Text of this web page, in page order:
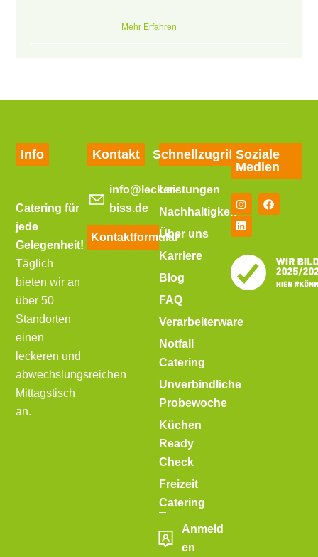
Mehr Erfahren
Info
Catering für
jede
Gelegenheit!
Täglich
bieten wir an
über 50
Standorten
einen
leckeren und
abwechslungsreichen
Mittagstisch
an.
Kontakt
info@lecker-
biss.de
Kontaktformular
Schnellzugriff
Leistungen
Nachhaltigkeit
Über uns
Karriere
Blog
FAQ
Verarbeiterware
Notfall
Catering
Unverbindliche
Probewoche
Küchen
Ready
Check
Freizeit
Catering
Anmeld
en
Soziale
Medien